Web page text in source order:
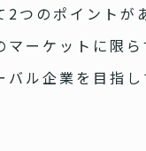
2つのポイント
ーケットに限
ル企業を目指し